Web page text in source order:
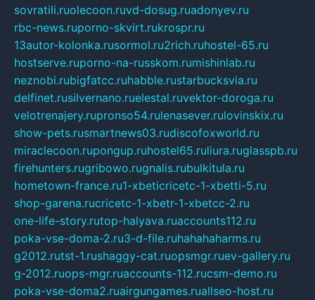
sovratili.ruolecoon.ruvd-dosug.ruadonyev.ru
rbc-news.ruporno-skvirt.rukrospr.ru
13autor-kolonka.rusormol.ru2rich.ruhostel-65.ru
hostserve.ruporno-na-russkom.rumishinlab.ru
neznobi.rubigfatcc.ruhabble.rustarbucksvia.ru
delfinet.rusilvernano.ruelestal.ruvektor-doroga.ru
velotrenajery.rupronso54.rulenasever.rulovinskix.ru
show-pets.rusmartnews03.rudiscofoxworld.ru
miraclecoon.rupongup.ruhostel65.ruliura.ruglasspb.ru
firehunters.rugribowo.rugnalis.rubulkitula.ru
hometown-france.ru1-xbeticricetc-1-xbetti-5.ru
shop-garena.rucricetc-1-xbetr-1-xbetcc-2.ru
one-life-story.rutop-halyava.ruaccounts112.ru
poka-vse-doma-2.ru3-d-file.ruhahahaharms.ru
g2012.rutst-1.rushaggy-cat.ruopsmgr.ruev-gallery.ru
g-2012.ruops-mgr.ruaccounts-112.rucsm-demo.ru
poka-vse-doma2.ruairgungames.ruallseo-host.ru